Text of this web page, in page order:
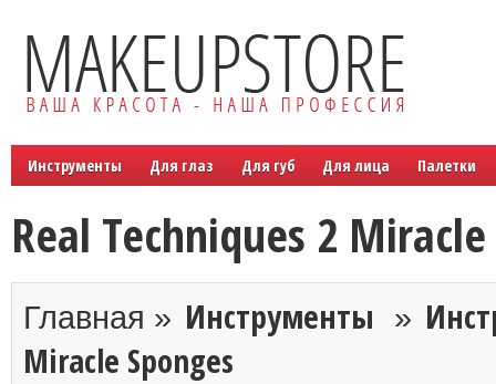
Инструменты Для глаз Для губ Для лица Палетки
Real Techniques 2
Главная » Инструменты »
Miracle Sponges